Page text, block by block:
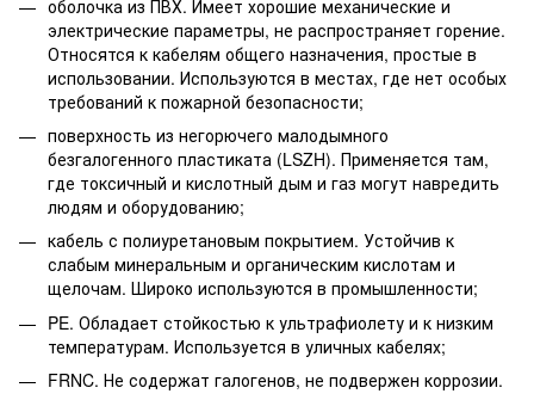
оболочка из ПВХ. Имеет хорошие механические и
электрические параметры, не распространяет горение.
Относятся к кабелям общего назначения, простые в
использовании. Используются в местах, где нет особых
требований к пожарной безопасности;
поверхность из негорючего малодымного
безгалогенного пластиката (LSZH). Применяется там,
где токсичный и кислотный дым и газ могут навредить
людям и оборудованию;
кабель с полиуретановым покрытием. Устойчив к
слабым минеральным и органическим кислотам и
щелочам. Широко используются в промышленности;
PE. Обладает стойкостью к ультрафиолету и к низким
температурам. Используется в уличных кабелях;
FRNC. Не содержат галогенов, не подвержен коррозии.